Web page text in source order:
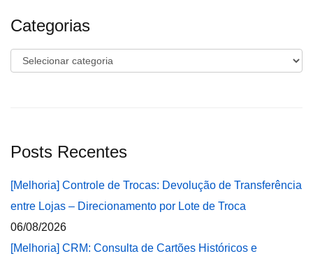
Categorias
Categorias
Posts Recentes
[Melhoria] Controle de Trocas: Devolução de Transferência
entre Lojas – Direcionamento por Lote de Troca
06/08/2026
[Melhoria] CRM: Consulta de Cartões Históricos e